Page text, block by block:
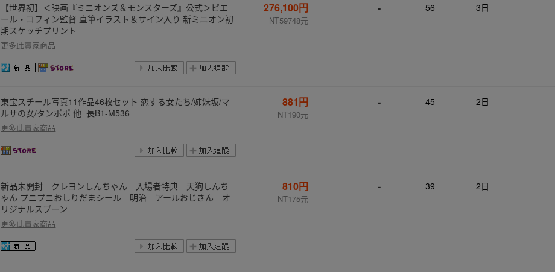
【世界初】＜映画『ミニオンズ＆モンスターズ』公式＞ピエ
ール・コフィン監督 直筆イラスト＆サイン入り 新ミニオン初
期スケッチプリント
更多此賣家商品
276,100円
NT59748元
- 56 3日
東宝スチール写真11作品46枚セット 恋する女たち/姉妹坂/マ
ルサの女/タンポポ 他_長B1-M536
更多此賣家商品
881円
NT190元
- 45 2日
新品未開封 クレヨンしんちゃん 入場者特典 天狗しんち
ゃん プニプニおしりだまシール 明治 アールおじさん オ
リジナルスプーン
更多此賣家商品
810円
NT175元
- 39 2日